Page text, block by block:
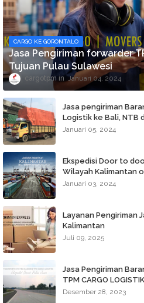
CARGO KE GORONTALO
Jasa Pengiriman forwarder
Tujuan Pulau Sulawesi
cargotpm Januari 04, 2024
Jasa pengiriman
Logistik ke Bali, NTB
Januari 05, 2024
Ekspedisi Door to
Wilayah Kalimantan
Januari 03, 2024
Layanan Pengiriman
Kalimantan
Juli 09, 2025
Jasa Pengiriman
TPM CARGO
Desember 28, 2023